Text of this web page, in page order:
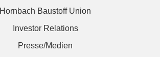
Hornbach Baustoff Union
Investor Relations
Presse/Medien